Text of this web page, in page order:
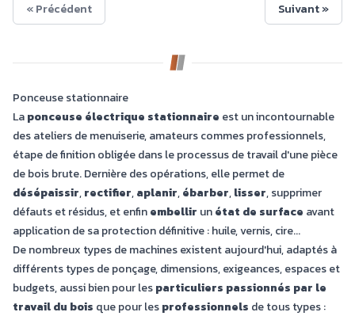
« Précédent Suivant »
Ponceuse stationnaire
Laponceuse électrique stationnaire est un incontournable
des ateliers de menuiserie, amateurs commes professionnels,
étape de finition obligée dans le processus de travail d'une pièce
de bois brute. Dernière des opérations, elle permet de
désépaissir,rectifier,aplanir,ébarber,lisser, supprimer
défauts et résidus, et enfinembellir unétat de surface avant
application de sa protection définitive : huile, vernis, cire...
De nombreux types de machines existent aujourd'hui, adaptés à
différents types de ponçage, dimensions, exigeances, espaces et
budgets, aussi bien pour lesparticuliers passionnés par le
travail du bois que pour lesprofessionnels de tous types :